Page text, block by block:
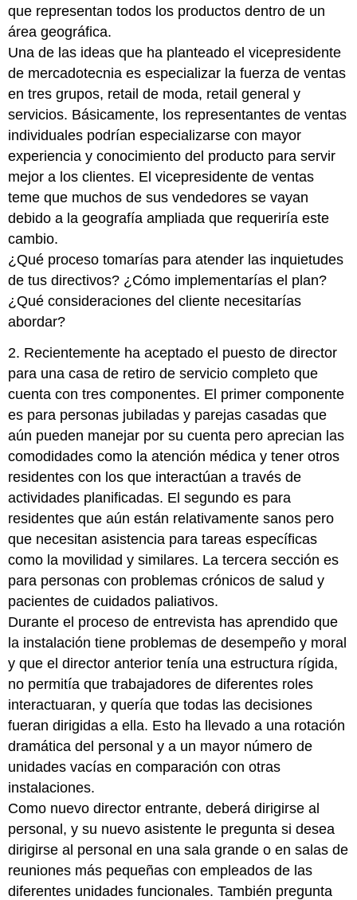
que representan todos los productos dentro de un
área geográfica.
Una de las ideas que ha planteado el vicepresidente
de mercadotecnia es especializar la fuerza de ventas
en tres grupos, retail de moda, retail general y
servicios. Básicamente, los representantes de ventas
individuales podrían especializarse con mayor
experiencia y conocimiento del producto para servir
mejor a los clientes. El vicepresidente de ventas
teme que muchos de sus vendedores se vayan
debido a la geografía ampliada que requeriría este
cambio.
¿Qué proceso tomarías para atender las inquietudes
de tus directivos? ¿Cómo implementarías el plan?
¿Qué consideraciones del cliente necesitarías
abordar?
2. Recientemente ha aceptado el puesto de director
para una casa de retiro de servicio completo que
cuenta con tres componentes. El primer componente
es para personas jubiladas y parejas casadas que
aún pueden manejar por su cuenta pero aprecian las
comodidades como la atención médica y tener otros
residentes con los que interactúan a través de
actividades planificadas. El segundo es para
residentes que aún están relativamente sanos pero
que necesitan asistencia para tareas específicas
como la movilidad y similares. La tercera sección es
para personas con problemas crónicos de salud y
pacientes de cuidados paliativos.
Durante el proceso de entrevista has aprendido que
la instalación tiene problemas de desempeño y moral
y que el director anterior tenía una estructura rígida,
no permitía que trabajadores de diferentes roles
interactuaran, y quería que todas las decisiones
fueran dirigidas a ella. Esto ha llevado a una rotación
dramática del personal y a un mayor número de
unidades vacías en comparación con otras
instalaciones.
Como nuevo director entrante, deberá dirigirse al
personal, y su nuevo asistente le pregunta si desea
dirigirse al personal en una sala grande o en salas de
reuniones más pequeñas con empleados de las
diferentes unidades funcionales. También pregunta